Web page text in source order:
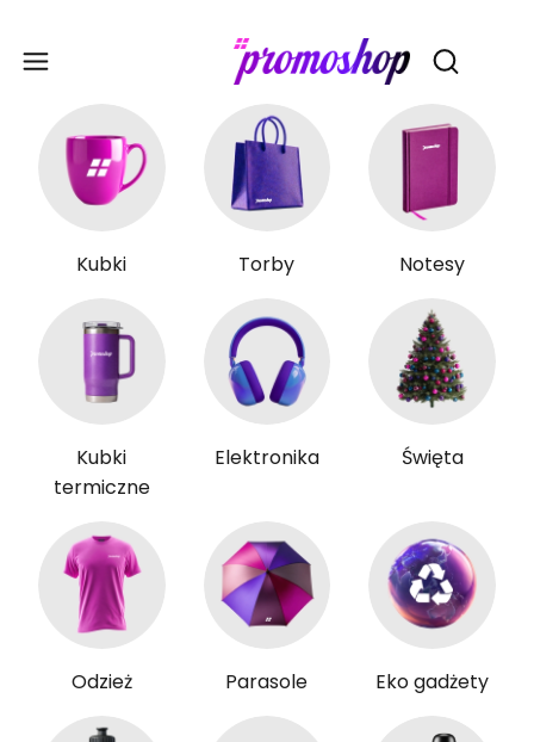
Otwórz
Kubki Torby Notesy
Kubki
termiczne
Elektronika Święta
Odzież Parasole Eko gadżety